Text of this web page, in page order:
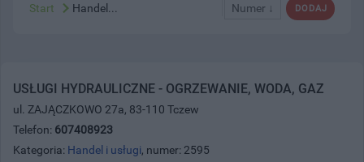
DODAJ
Numer ↓
Start Handel...
USŁUGI HYDRAULICZNE - OGRZEWANIE, WODA, GAZ
ul. ZAJĄCZKOWO 27a, 83-110 Tczew
Telefon: 607408923
Kategoria: Handel i usługi, numer: 2595